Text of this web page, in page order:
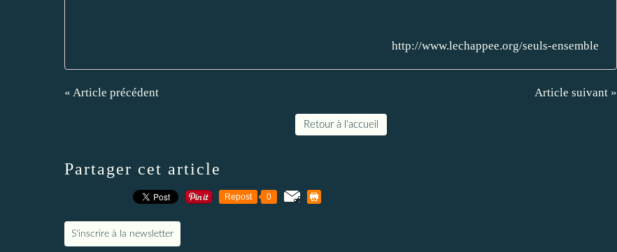
http://www.lechappee.org/seuls-ensemble
« Article précédent Article suivant »
Retour à l'accueil
Partager cet article
Repost 0
S'inscrire à la newsletter